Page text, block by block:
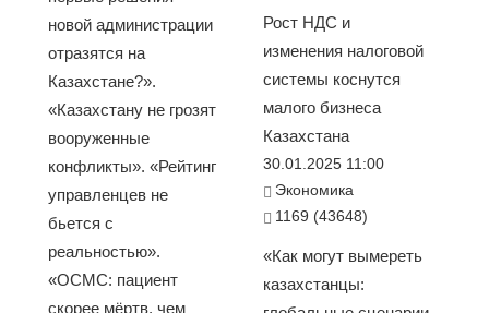
новой администрации
отразятся на
Казахстане?».
«Казахстану не грозят
вооруженные
конфликты». «Рейтинг
управленцев не
бьется с
реальностью».
«ОСМС: пациент
скорее мёртв, чем
Рост НДС и
изменения налоговой
системы коснутся
малого бизнеса
Казахстана
30.01.2025 11:00
Экономика
1169 (43648)
«Как могут вымереть
казахстанцы: